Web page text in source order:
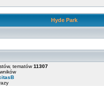
Hyde Park
tematów11307